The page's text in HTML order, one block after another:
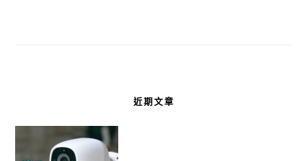
近期文章